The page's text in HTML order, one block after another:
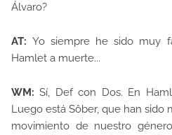
Álvaro?
AT: Yo siempre he sido muy
Hamlet a muerte...
WM:Sí, Def con Dos. En
Luego está Sôber, que han
movimiento de nuestro